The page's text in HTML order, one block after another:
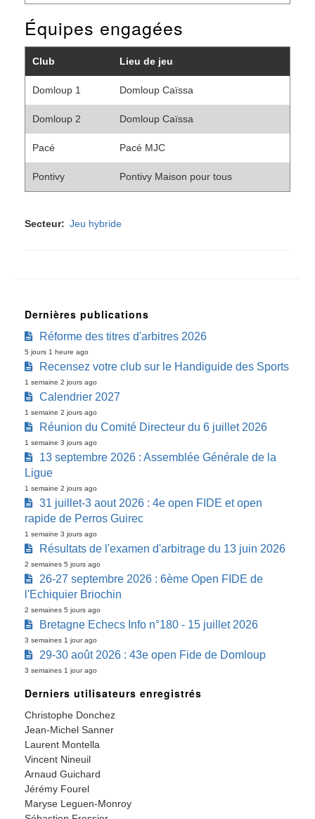
Équipes engagées
Club Lieu de jeu
Domloup 1 Domloup Caïssa
Domloup 2 Domloup Caïssa
Pacé Pacé MJC
Pontivy Pontivy Maison pour tous
Secteur Jeu hybride
Dernières publications
Réforme des titres d'arbitres 2026
5 jours 1 heure ago
Recensez votre club sur le Handiguide des Sports
1 semaine 2 jours ago
Calendrier 2027
1 semaine 2 jours ago
Réunion du Comité Directeur du 6 juillet 2026
1 semaine 3 jours ago
13 septembre 2026 : Assemblée Générale de la
Ligue
1 semaine 2 jours ago
31 juillet-3 aout 2026 : 4e open FIDE et open
rapide de Perros Guirec
1 semaine 3 jours ago
Résultats de l'examen d'arbitrage du 13 juin 2026
2 semaines 5 jours ago
26-27 septembre 2026 : 6ème Open FIDE de
l'Echiquier Briochin
2 semaines 5 jours ago
Bretagne Echecs Info n°180 - 15 juillet 2026
3 semaines 1 jour ago
29-30 août 2026 : 43e open Fide de Domloup
3 semaines 1 jour ago
Derniers utilisateurs enregistrés
Christophe Donchez
Jean-Michel Sanner
Laurent Montella
Vincent Nineuil
Arnaud Guichard
Jérémy Fourel
Maryse Leguen-Monroy